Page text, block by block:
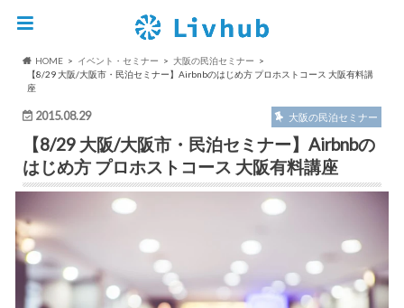
HOME イベント・セミナー
大阪の民泊セミナー
【8/29 大阪/大阪市・民泊セミナー】Airbnbのはじめ方 プロホストコース 大阪有料講
座
2015.08.29 大阪の民泊セミナー
【8/29 大阪/大阪市・民泊セミナー】Airbnbの
はじめ方 プロホストコース 大阪有料講座